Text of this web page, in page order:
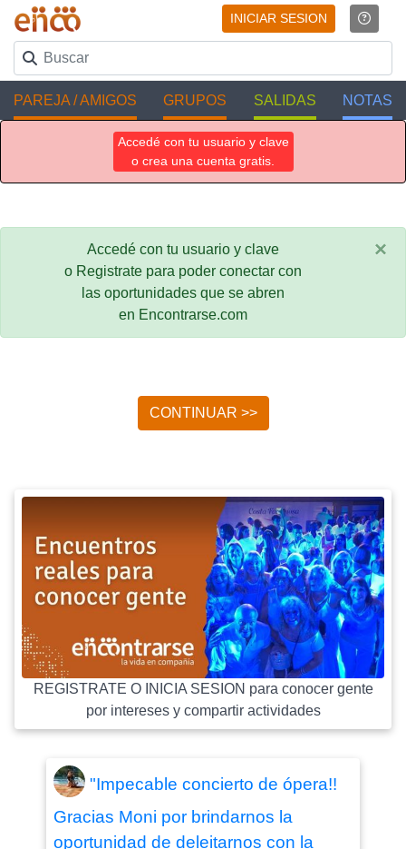
INICIAR SESION
PAREJA / AMIGOS GRUPOS SALIDAS NOTAS
Accedé con tu usuario y clave
o crea una cuenta gratis.
Accedé con tu usuario y clave
o Registrate para poder conectar con
las oportunidades que se abren
en Encontrarse.com
×
CONTINUAR >>
REGISTRATE O INICIA SESION para conocer gente
por intereses y compartir actividades
"Impecable concierto de ópera!!
Gracias Moni por brindarnos la
oportunidad de deleitarnos con la